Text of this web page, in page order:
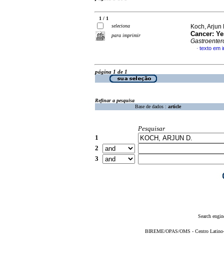
1 / 1
seleciona
para imprimir
Koch, Arjun
Cancer:
· texto em
página 1 de 1
Refinar a pesquisa
Base de dados : article
Pesquisar
1
2
3
Search
BIREME/OPAS/OMS - Centro Latino-